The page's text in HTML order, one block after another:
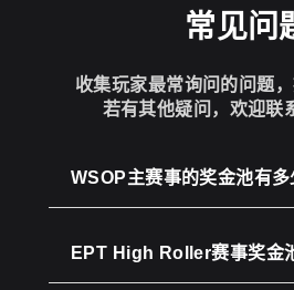
常见问
收集玩家最常询问的问题，
若有其他疑问，欢迎联
WSOP主赛事的奖金池有多
EPT High Roller赛事奖金